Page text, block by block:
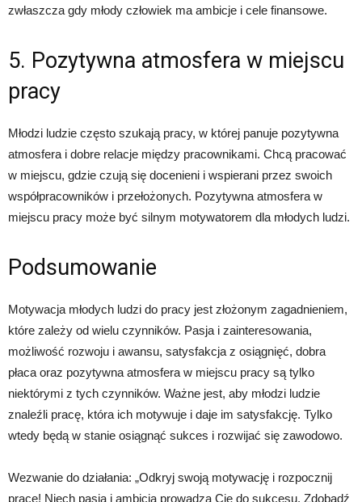
zwłaszcza gdy młody człowiek ma ambicje i cele finansowe.
5. Pozytywna atmosfera w miejscu
pracy
Młodzi ludzie często szukają pracy, w której panuje pozytywna
atmosfera i dobre relacje między pracownikami. Chcą pracować
w miejscu, gdzie czują się docenieni i wspierani przez swoich
współpracowników i przełożonych. Pozytywna atmosfera w
miejscu pracy może być silnym motywatorem dla młodych ludzi.
Podsumowanie
Motywacja młodych ludzi do pracy jest złożonym zagadnieniem,
które zależy od wielu czynników. Pasja i zainteresowania,
możliwość rozwoju i awansu, satysfakcja z osiągnięć, dobra
płaca oraz pozytywna atmosfera w miejscu pracy są tylko
niektórymi z tych czynników. Ważne jest, aby młodzi ludzie
znaleźli pracę, która ich motywuje i daje im satysfakcję. Tylko
wtedy będą w stanie osiągnąć sukces i rozwijać się zawodowo.
Wezwanie do działania: „Odkryj swoją motywację i rozpocznij
pracę! Niech pasja i ambicja prowadzą Cię do sukcesu. Zdobądź